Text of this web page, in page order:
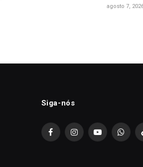
agosto 7,
Siga-nós
FacebookInstagramYouTube